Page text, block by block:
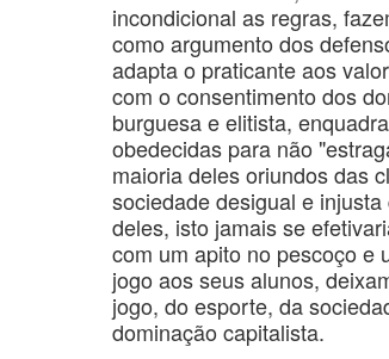
incondicional as regras,
como argumento dos
adapta o praticante aos
com o consentimento dos
burguesa e elitista,
obedecidas para não
maioria deles oriundos das
sociedade desigual e
deles, isto jamais se
com um apito no pescoço e
jogo aos seus alunos,
jogo, do esporte, da
dominação capitalista.